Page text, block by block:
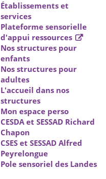
Établissements et
services
Plateforme sensorielle
d'appui ressources
Nos structures pour
enfants
Nos structures pour
adultes
L'accueil dans nos
structures
Mon espace perso
CESDA et SESSAD Richard
Chapon
CSES et SESSAD Alfred
Peyrelongue
Pole sensoriel des Landes